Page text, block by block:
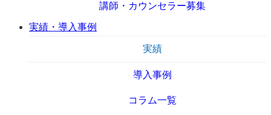
講師・カウンセラー募集
実績・導入事例
実績
導入事例
コラム一覧